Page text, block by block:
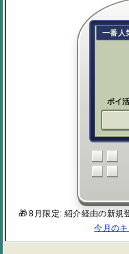
一番人
ポイ
🎁 8月限定: 紹介経由の新規
今月の